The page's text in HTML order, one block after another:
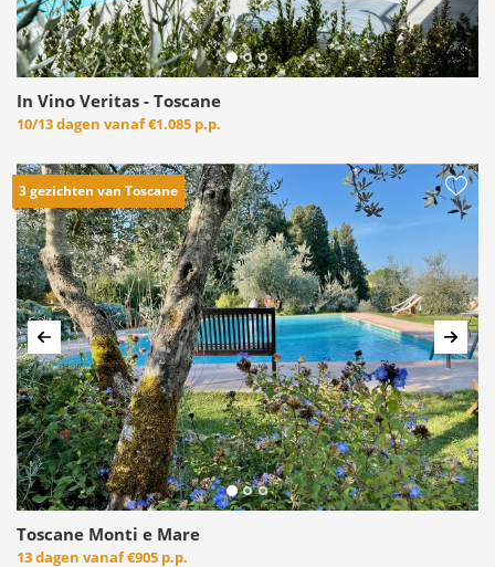
In Vino Veritas - Toscane
10/13 dagen vanaf€1.085 p.p.
3 gezichten van Toscane
Vorige
Toscane Monti e Mare
13 dagen vanaf€905 p.p.